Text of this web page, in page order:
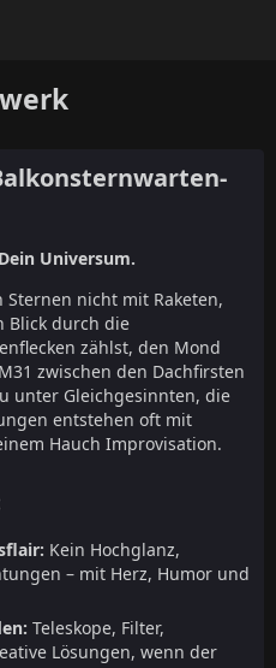
Universum.
nicht mit Raketen,
Blick durch die
zählst, den Mond
zwischen den Dachfirsten
unter Gleichgesinnten, die
entstehen oft mit
Hauch Improvisation.
Kein Hochglanz,
– mit Herz, Humor und
Teleskope, Filter,
Lösungen, wenn der